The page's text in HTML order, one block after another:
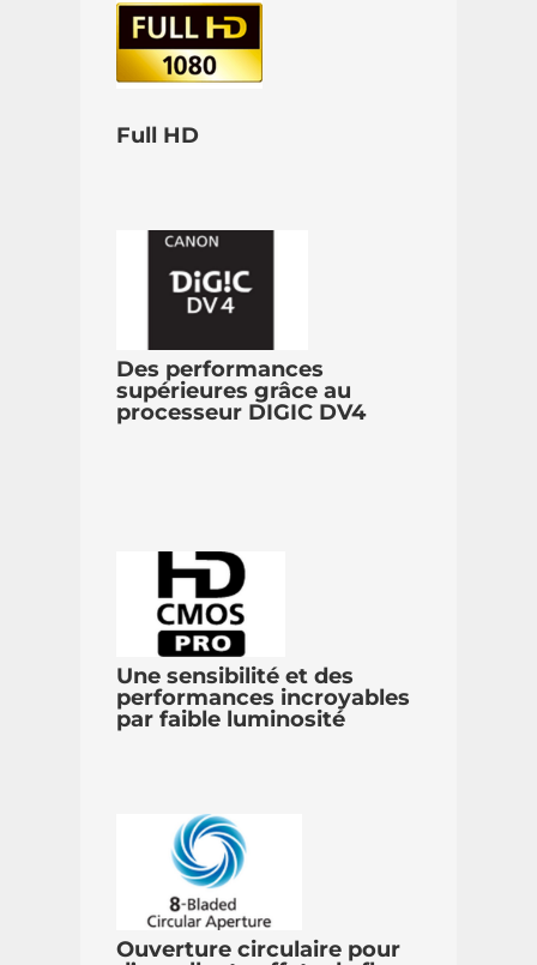
Full HD
Des performances
supérieures grâce au
processeur DIGIC DV4
Une sensibilité et des
performances incroyables
par faible luminosité
Ouverture circulaire pour